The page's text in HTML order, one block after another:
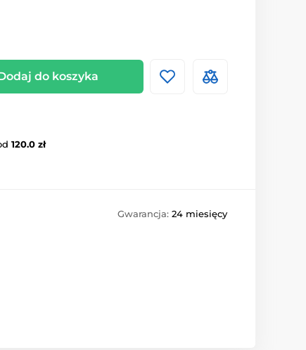
do koszyka
120.0 zł
Gwarancja: 24 miesięcy